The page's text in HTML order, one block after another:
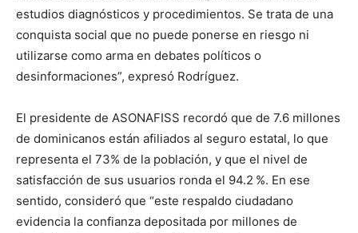
estudios diagnósticos y procedimientos. Se trata de una
conquista social que no puede ponerse en riesgo ni
utilizarse como arma en debates políticos o
desinformaciones”, expresó Rodríguez.
El presidente de ASONAFISS recordó que de 7.6 millones
de dominicanos están afiliados al seguro estatal, lo que
representa el 73% de la población, y que el nivel de
satisfacción de sus usuarios ronda el 94.2 %. En ese
sentido, consideró que “este respaldo ciudadano
evidencia la confianza depositada por millones de